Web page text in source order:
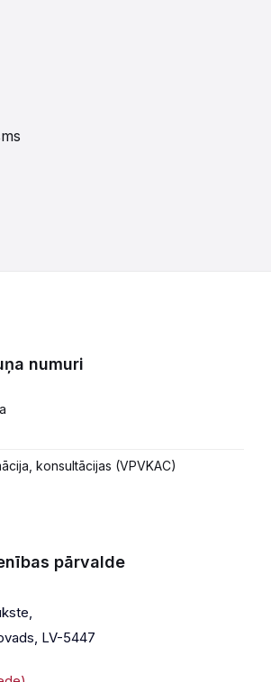
numuri
konsultācijas (VPVKAC)
pārvalde
LV-5447